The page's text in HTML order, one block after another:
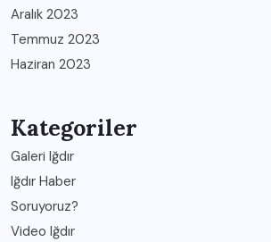
Aralık 2023
Temmuz 2023
Haziran 2023
Kategoriler
Galeri Iğdır
Iğdır Haber
Soruyoruz?
Video Iğdır